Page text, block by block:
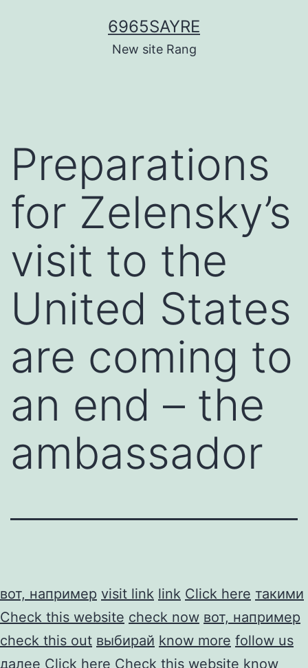
6965SAYRE
New site Rang
Preparations
for Zelensky’s
visit to the
United States
are coming to
an end – the
ambassador
вот, например visit link link Click here такими
Check this website check now вот, например
check this out выбирай know more follow us
далее Click here Check this website know